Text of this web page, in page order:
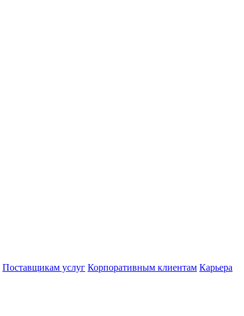
Поставщикам услуг Корпоративным клиентам Карьера